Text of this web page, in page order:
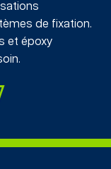
de fixation.
et époxy